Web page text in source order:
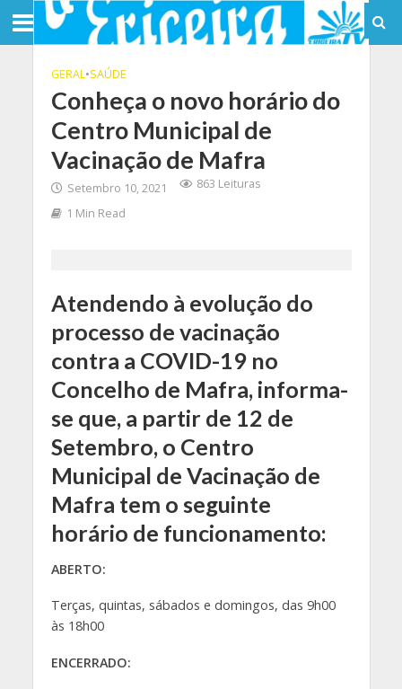
GERAL•SAÚDE
Conheça o novo horário do
Centro Municipal de
Vacinação de Mafra
Setembro 10, 2021
863 Leituras
1 Min Read
Atendendo à evolução do
processo de vacinação
contra a COVID-19 no
Concelho de Mafra, informa-
se que, a partir de 12 de
Setembro, o Centro
Municipal de Vacinação de
Mafra tem o seguinte
horário de funcionamento:
ABERTO:
Terças, quintas, sábados e domingos, das 9h00
às 18h00
ENCERRADO: